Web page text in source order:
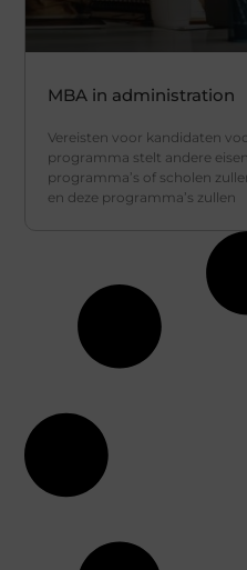
MBA in administration
Vereisten voor kandidaten
programma stelt andere
programma’s of scholen
en deze programma’s zullen